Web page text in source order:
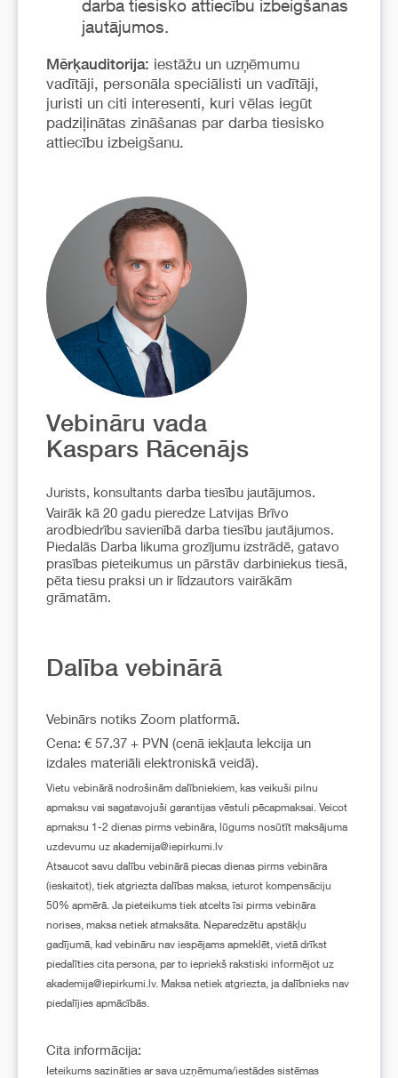
darba tiesisko attiecību izbeigšanas
jautājumos.
Mērķauditorija: iestāžu un uzņēmumu
vadītāji, personāla speciālisti un vadītāji,
juristi un citi interesenti, kuri vēlas iegūt
padziļinātas zināšanas par darba tiesisko
attiecību izbeigšanu.
Vebināru vada
Kaspars Rācenājs
Jurists, konsultants darba tiesību jautājumos.
Vairāk kā 20 gadu pieredze Latvijas Brīvo
arodbiedrību savienībā darba tiesību jautājumos.
Piedalās Darba likuma grozījumu izstrādē, gatavo
prasības pieteikumus un pārstāv darbiniekus tiesā,
pēta tiesu praksi un ir līdzautors vairākām
grāmatām.
Dalība vebinārā
Vebinārs notiks Zoom platformā.
Cena: € 57.37 + PVN (cenā iekļauta lekcija un
izdales materiāli elektroniskā veidā).
Vietu vebinārā nodrošinām dalībniekiem, kas veikuši pilnu
apmaksu vai sagatavojuši garantijas vēstuli pēcapmaksai. Veicot
apmaksu 1-2 dienas pirms vebināra, lūgums nosūtīt maksājuma
uzdevumu uz akademija@iepirkumi.lv
Atsaucot savu dalību vebinārā piecas dienas pirms vebināra
(ieskaitot), tiek atgriezta dalības maksa, ieturot kompensāciju
50% apmērā. Ja pieteikums tiek atcelts īsi pirms vebināra
norises, maksa netiek atmaksāta. Neparedzētu apstākļu
gadījumā, kad vebināru nav iespējams apmeklēt, vietā drīkst
piedalīties cita persona, par to iepriekš rakstiski informējot uz
akademija@iepirkumi.lv. Maksa netiek atgriezta, ja dalībnieks nav
piedalījies apmācībās.
Cita informācija:
Ieteikums sazināties ar sava uzņēmuma/iestādes sistēmas